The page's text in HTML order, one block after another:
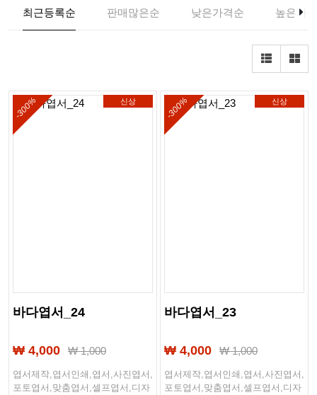
최근등록순 판매많은순 낮은가격순 높은가
신상
-300%
바다엽서_24
₩ 4,000 ₩1,000
엽서제작,엽서인쇄,엽서,사진엽서,
포토엽서,맞춤엽서,셀프엽서,디자
신상
-300%
바다엽서_23
₩ 4,000 ₩1,000
엽서제작,엽서인쇄,엽서,사진엽서,
포토엽서,맞춤엽서,셀프엽서,디자